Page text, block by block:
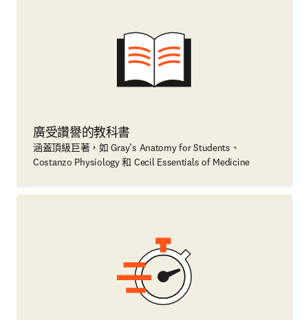
廣受讚譽的教科書
涵蓋頂級巨著，如 Gray’s Anatomy for Students、
Costanzo Physiology 和 Cecil Essentials of Medicine